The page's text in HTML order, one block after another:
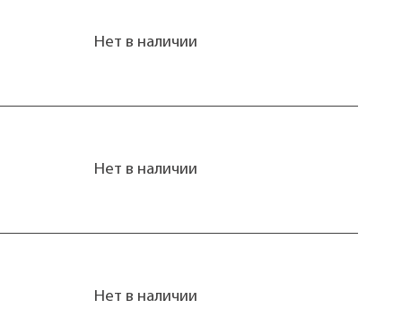
Нет в наличии
Нет в наличии
Нет в наличии